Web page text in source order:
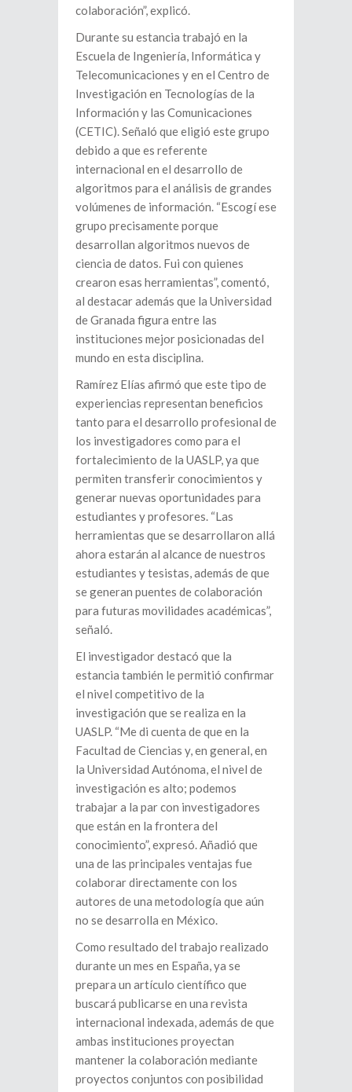
colaboración”, explicó.
Durante su estancia trabajó en la
Escuela de Ingeniería, Informática y
Telecomunicaciones y en el Centro de
Investigación en Tecnologías de la
Información y las Comunicaciones
(CETIC). Señaló que eligió este grupo
debido a que es referente
internacional en el desarrollo de
algoritmos para el análisis de grandes
volúmenes de información. “Escogí ese
grupo precisamente porque
desarrollan algoritmos nuevos de
ciencia de datos. Fui con quienes
crearon esas herramientas”, comentó,
al destacar además que la Universidad
de Granada figura entre las
instituciones mejor posicionadas del
mundo en esta disciplina.
Ramírez Elías afirmó que este tipo de
experiencias representan beneficios
tanto para el desarrollo profesional de
los investigadores como para el
fortalecimiento de la UASLP, ya que
permiten transferir conocimientos y
generar nuevas oportunidades para
estudiantes y profesores. “Las
herramientas que se desarrollaron allá
ahora estarán al alcance de nuestros
estudiantes y tesistas, además de que
se generan puentes de colaboración
para futuras movilidades académicas”,
señaló.
El investigador destacó que la
estancia también le permitió confirmar
el nivel competitivo de la
investigación que se realiza en la
UASLP. “Me di cuenta de que en la
Facultad de Ciencias y, en general, en
la Universidad Autónoma, el nivel de
investigación es alto; podemos
trabajar a la par con investigadores
que están en la frontera del
conocimiento”, expresó. Añadió que
una de las principales ventajas fue
colaborar directamente con los
autores de una metodología que aún
no se desarrolla en México.
Como resultado del trabajo realizado
durante un mes en España, ya se
prepara un artículo científico que
buscará publicarse en una revista
internacional indexada, además de que
ambas instituciones proyectan
mantener la colaboración mediante
proyectos conjuntos con posibilidad